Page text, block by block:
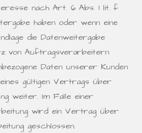
nach Art. 6 Abs. 1 lit. f
haben oder wenn eine
die Datenweitergabe
von Auftragsverarbeitern
Daten unserer Kunden
gültigen Vertrags über
weiter. Im Falle einer
wird ein Vertrag über
geschlossen.